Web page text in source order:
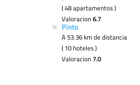
( 48 apartamentos )
Valoracion6.7
Pinto
A 53.36 km de distancia
( 10 hoteles )
Valoracion 7.0